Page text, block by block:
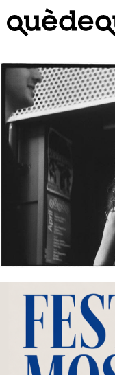
contingut